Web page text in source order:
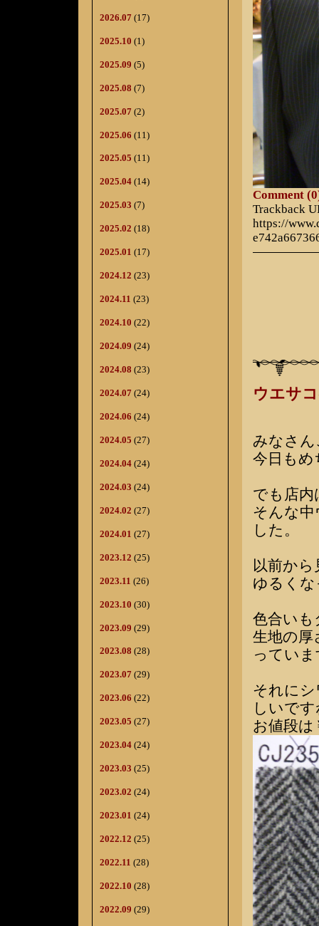
2026.07 (17)
2025.10 (1)
2025.09 (5)
2025.08 (7)
2025.07 (2)
2025.06 (11)
2025.05 (11)
2025.04 (14)
2025.03 (7)
2025.02 (18)
2025.01 (17)
2024.12 (23)
2024.11 (23)
2024.10 (22)
2024.09 (24)
2024.08 (23)
2024.07 (24)
2024.06 (24)
2024.05 (27)
2024.04 (24)
2024.03 (24)
2024.02 (27)
2024.01 (27)
2023.12 (25)
2023.11 (26)
2023.10 (30)
2023.09 (29)
2023.08 (28)
2023.07 (29)
2023.06 (22)
2023.05 (27)
2023.04 (24)
2023.03 (25)
2023.02 (24)
2023.01 (24)
2022.12 (25)
2022.11 (28)
2022.10 (28)
2022.09 (29)
Comment
Trackback
https://
ウエサ
みなさ
今日もめ
でも店内
そんな
した。
以前か
ゆるく
色合いも
生地の厚
ってい
それに
しいで
お値段は